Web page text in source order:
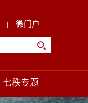
| 微门户
七秩专题